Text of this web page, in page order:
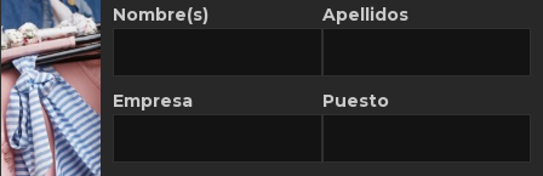
Nombre(s)
Empresa
Apellidos
Puesto